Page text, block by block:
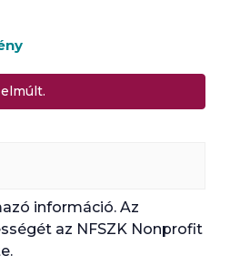
információ. Az
az NFSZK Nonprofit